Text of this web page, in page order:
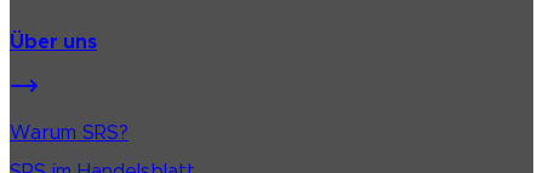
Über uns
Warum SRS?